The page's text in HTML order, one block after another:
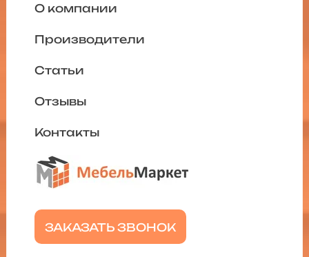
ЗАКАЗАТЬ ЗВОНОК
О компании
Производители
Статьи
Отзывы
Контакты